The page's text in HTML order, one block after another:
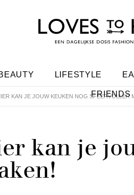
LIFESTYLE
FRIENDS
KAN JE JOUW KEUKEN NOG SFEERVOLLER
kan je